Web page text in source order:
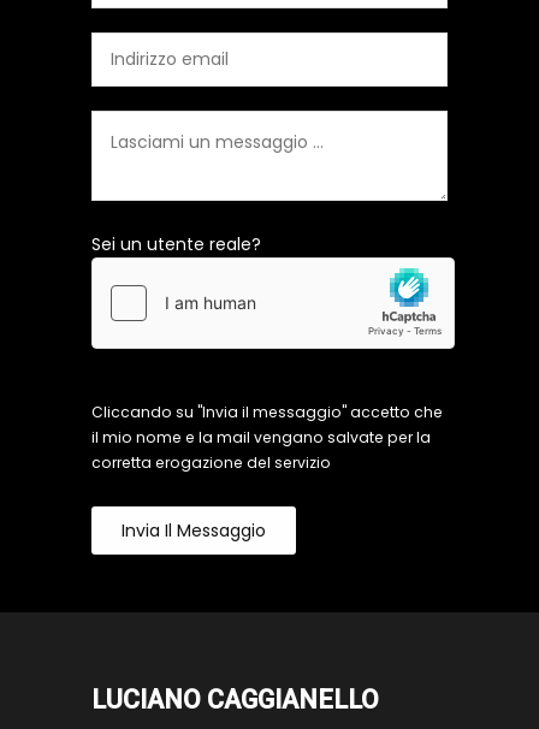
Sei un utente reale?
Cliccando su "Invia il messaggio" accetto che
il mio nome e la mail vengano salvate per la
corretta erogazione del servizio
Invia Il Messaggio
LUCIANO CAGGIANELLO